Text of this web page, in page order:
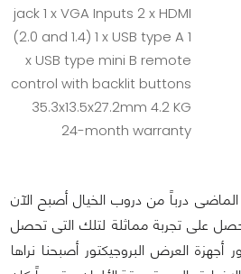
jack 1 x VGA Inputs 2 x HDMI
(2.0 and 1.4) 1 x USB type A 1
x USB type mini B remote
control with backlit buttons
35.3x13.5x27.2mm 4.2 KG
24-month warranty
درباً من دروب الخيال أصبح الآن
على تجربة مماثلة لتلك التى تحصل
العرض البروجيكتور أصبحنا نراها